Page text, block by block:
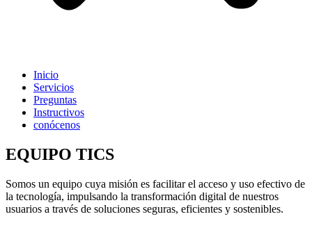
Inicio
Servicios
Preguntas
Instructivos
conócenos
EQUIPO TICS
Somos un equipo cuya misión es facilitar el acceso y uso efectivo de
la tecnología, impulsando la transformación digital de nuestros
usuarios a través de soluciones seguras, eficientes y sostenibles.